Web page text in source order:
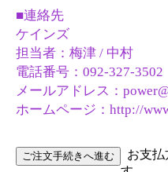
■連絡先
ケインズ
担当者：梅津 / 中村
電話番号：092-327-3502
メールアドレス：
ホームページ：http://
お支